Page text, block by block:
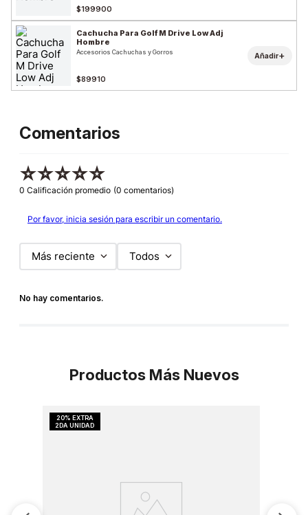
$199900
Cachucha Para Golf M Drive Low Adj
Hombre
Accesorios Cachuchas y Gorros
$89910
Añadir+
Comentarios
☆☆☆☆☆
0 Calificación promedio (0 comentarios)
Por favor, inicia sesión para escribir un comentario.
Más reciente Todos
No hay comentarios.
Productos Más Nuevos